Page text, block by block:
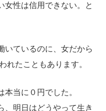
女性は信用できない。と
いているのに、女だから
れたこともあります。
当に０円でした。
、明日はどうやって生き